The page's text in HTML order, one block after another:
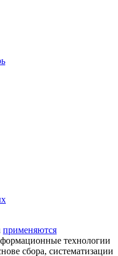
применяются
технологии
сбора, систематизации